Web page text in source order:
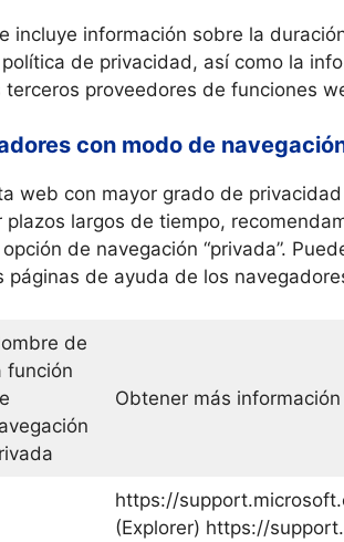
incluye información sobre la
de privacidad, así como la
proveedores de funciones
con modo de
web con mayor grado de
plazos largos de tiempo,
de navegación “privada”.
páginas de ayuda de los
de
función
Obtener más información
https://
(Explorer) https://